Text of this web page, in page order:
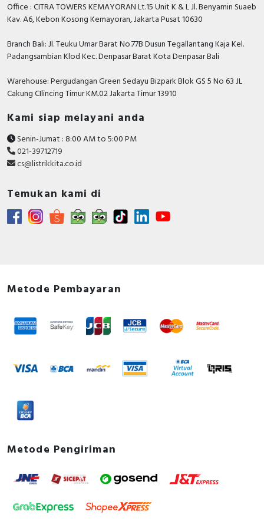
Supporting protocol for SERCOS FALSE
Number of HW-interfaces serial
0
Number of HW-interfaces USB
Type of converter
Mains voltage
Height
Mains frequency 50/60 Hz
With PC connection TRUE
Depth
rated output voltage
Office : CITRA TOWERS KEMAYORAN Lt.15 Unit K & L Jl. Benyamin Suaeb
Kav. A6, Kebon Kosong Kemayoran, Jakarta Pusat 10630
Branch Bali: Jl. Teuku Umar Barat No.77B Dusun Tegallantang Kaja Kel.
Padangsambian Klod Kec. Denpasar Barat Kota Denpasar Bali
Warehouse: Pergudangan Green Sedayu Bizpark Blok GS 5 No 63 JL
Cakung CIlincing Timur KM.02 Jakarta Timur 13910
Kami siap melayani anda
Senin-Jumat : 8:00 AM to 5:00 PM
021-39712719
cs@listrikkita.co.id
Temukan kami di
Metode Pembayaran
Metode Pengiriman